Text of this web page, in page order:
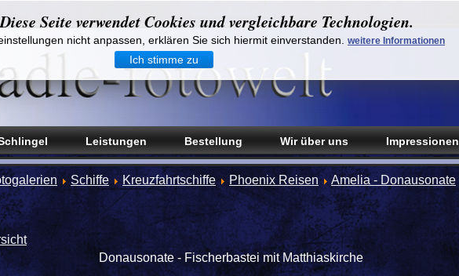
Leistungen Bestellung Wir über uns Impressionen
Seite verwendet Cookies und vergleichbare Technologien.
nicht anpassen, erklären Sie sich hiermit einverstanden. weitere Informationen
Ich stimme zu
Schiffe Kreuzfahrtschiffe Phoenix Reisen Amelia - Donausonate
Donausonate - Fischerbastei mit Matthiaskirche